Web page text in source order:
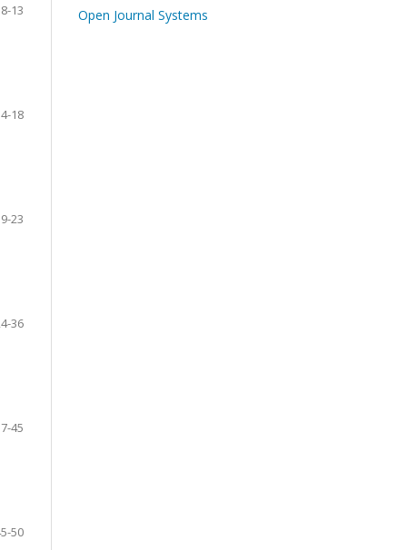
8-13
18
23
36
45
50
Open Journal Systems